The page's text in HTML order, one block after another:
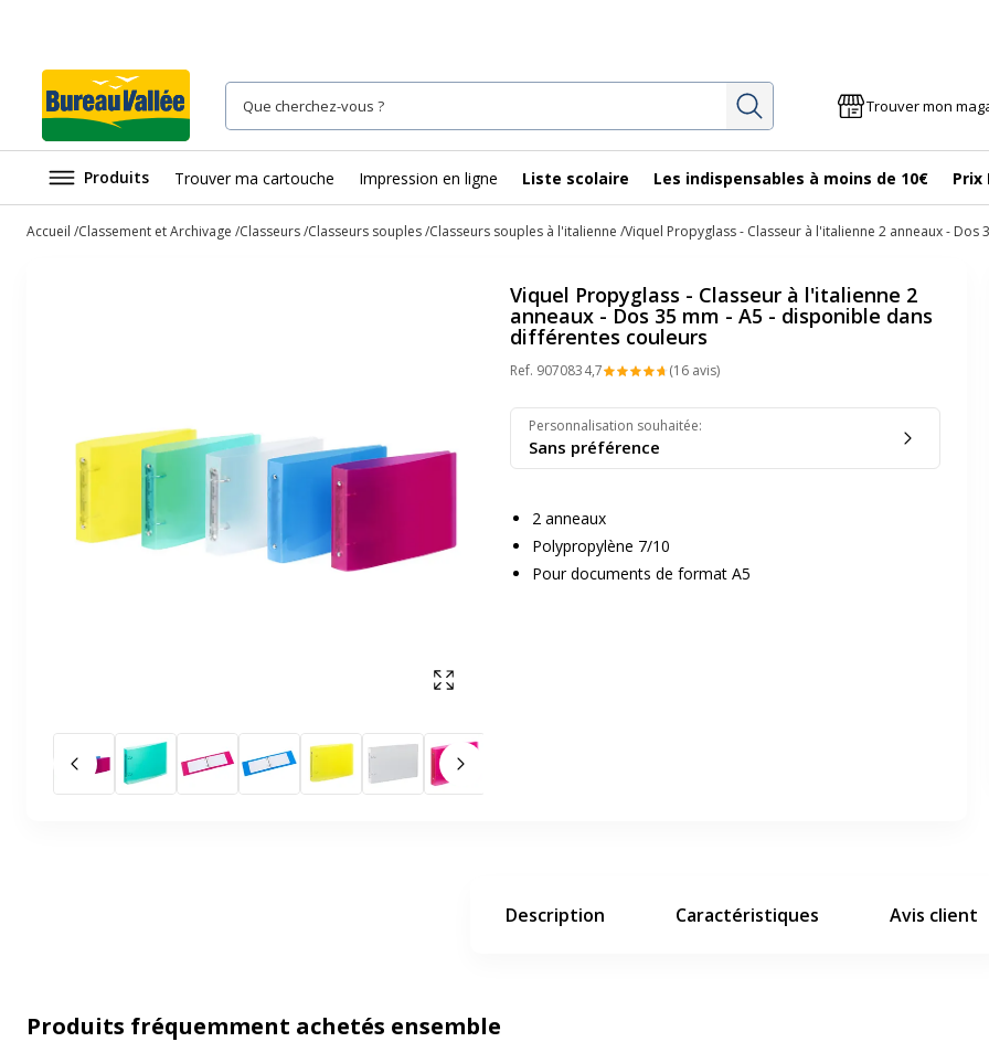
Rechercher Trouver mon
Produits Trouver ma cartouche Impression en ligne Liste scolaire Les indispensables à moins de 10€ Prix
Accueil Classement et Archivage Classeurs Classeurs souples Classeurs souples à l'italienne Viquel Propyglass - Classeur à l'italienne 2 anneaux -
Afficher en plein écran
Slide précédent Slide suivant
Viquel Propyglass - Classeur à l'italienne 2
anneaux - Dos 35 mm - A5 - disponible dans
différentes couleurs
Ref. 9070834,7 (16 avis)
Personnalisation souhaitée:
Sans préférence
2 anneaux
Polypropylène 7/10
Pour documents de format A5
Description Caractéristiques Avis client
Produits fréquemment achetés ensemble